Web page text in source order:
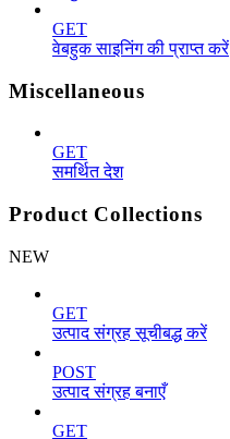
GET
वेबहुक साइनिंग की प्राप्त करें
Miscellaneous
GET
समर्थित देश
Product Collections
NEW
GET
उत्पाद संग्रह सूचीबद्ध करें
POST
उत्पाद संग्रह बनाएँ
GET